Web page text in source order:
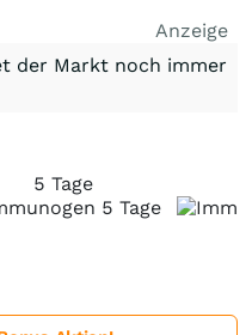
Anzeige
der Markt noch immer
5 Tage